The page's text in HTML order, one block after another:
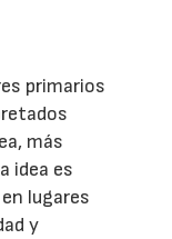
primarios
más
idea es
lugares
y